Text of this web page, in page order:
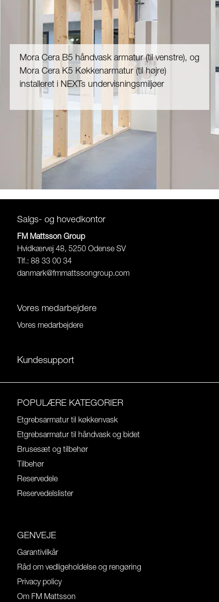
Mora Cera B5 håndvask armatur (til venstre), og
Mora Cera K5 Køkkenarmatur (til højre)
installeret i NEXTs undervisningsmiljøer
Salgs- og hovedkontor
FM Mattsson Group
Hvidkærvej 48, 5250 Odense SV
Tlf.: 88 33 00 34
danmark@fmmattssongroup.com
Vores medarbejdere
Vores medarbejdere
Kundesupport
POPULÆRE KATEGORIER
Etgrebsarmatur til køkkenvask
Etgrebsarmatur til håndvask og bidet
Brusesæt og tilbehør
Tilbehør
Reservedele
Reservedelslister
GENVEJE
Garantivilkår
Råd om vedligeholdelse og rengøring
Privacy policy
Om FM Mattsson